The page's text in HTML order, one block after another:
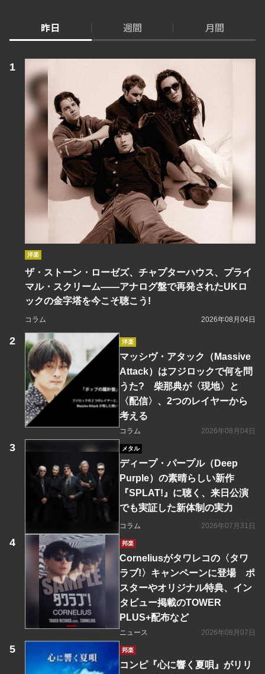
昨日 週間 月間
洋楽
ザ・ストーン・ローゼズ、チャプターハウス、プライ
マル・スクリーム――アナログ盤で再発されたUKロ
ックの金字塔を今こそ聴こう!
コラム 2026年08月04日
洋楽
マッシヴ・アタック（Massive
Attack）はフジロックで何を問
うた? 柴那典が〈現地〉と
〈配信〉、2つのレイヤーから
考える
コラム 2026年08月04日
メタル
ディープ・パープル（Deep
Purple）の素晴らしい新作
『SPLAT!』に聴く、来日公演
でも実証した新体制の実力
コラム 2026年07月31日
邦楽
Corneliusがタワレコの〈タワ
ラブ!〉キャンペーンに登場 ポ
スターやオリジナル特典、イン
タビュー掲載のTOWER
PLUS+配布など
ニュース 2026年08月07日
邦楽
コンピ『心に響く夏唄』がリリ